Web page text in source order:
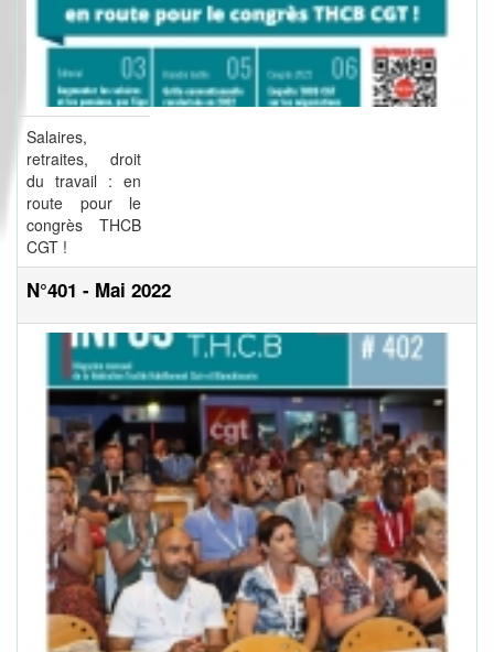
Salaires,
retraites, droit
du travail : en
route pour le
congrès THCB
CGT !
N°401 - Mai 2022